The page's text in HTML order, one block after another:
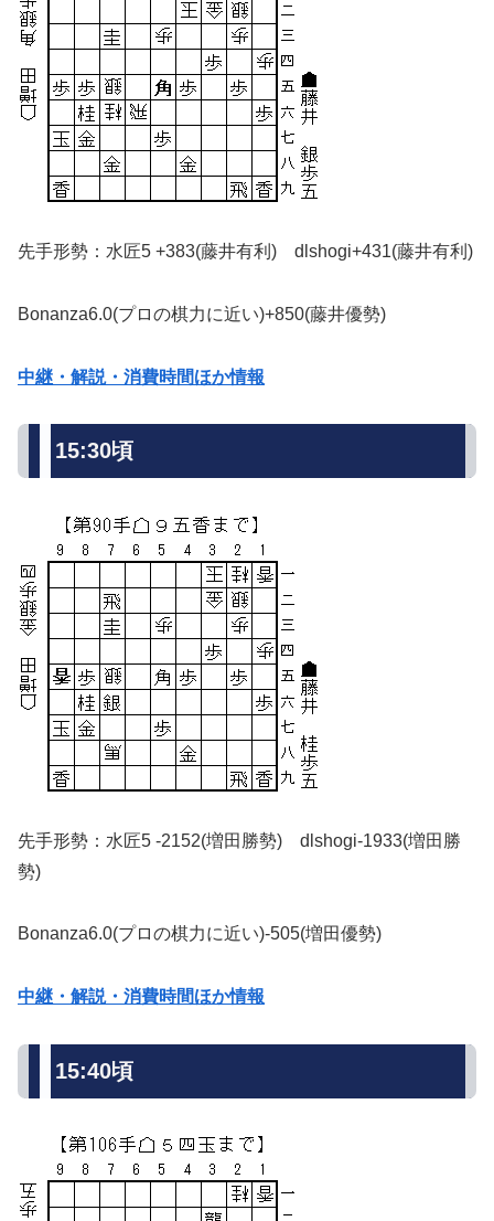
先手形勢：水匠5 +383(藤井有利) dlshogi+431(藤井有利)
Bonanza6.0(プロの棋力に近い)+850(藤井優勢)
中継・解説・消費時間ほか情報
15:30頃
先手形勢：水匠5 -2152(増田勝勢) dlshogi-1933(増田勝
勢)
Bonanza6.0(プロの棋力に近い)-505(増田優勢)
中継・解説・消費時間ほか情報
15:40頃